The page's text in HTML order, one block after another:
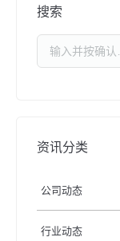
搜索
资讯分类
公司动态
行业动态